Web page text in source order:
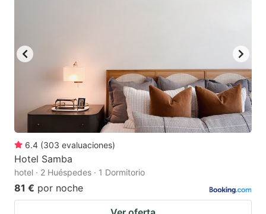
6.4 (303 evaluaciones)
Hotel Samba
hotel · 2 Huéspedes · 1 Dormitorio
81 € por noche